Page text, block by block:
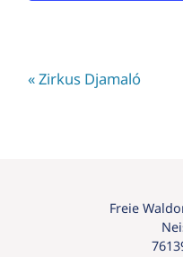
«Zirkus Djamaló
Freie